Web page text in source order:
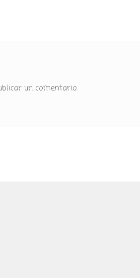
un comentario.